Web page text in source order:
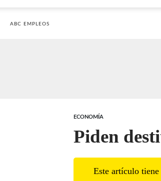
ABC EMPLEOS
ECONOMÍA
Piden
Este artículo tiene